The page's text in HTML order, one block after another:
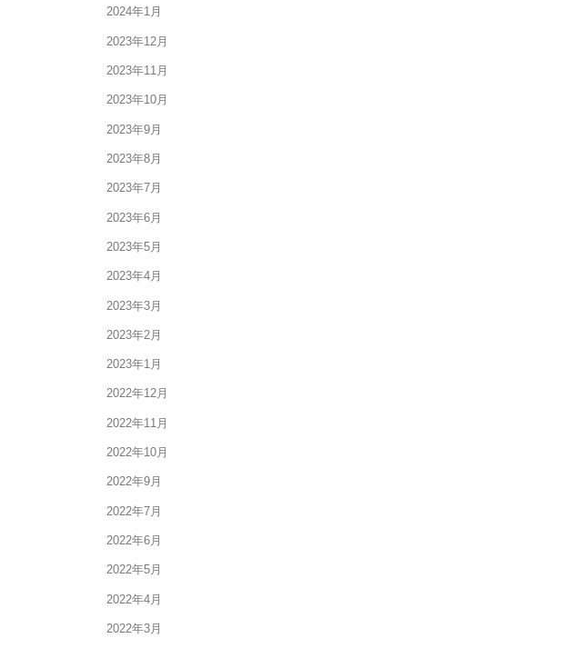
2024年1月
2023年12月
2023年11月
2023年10月
2023年9月
2023年8月
2023年7月
2023年6月
2023年5月
2023年4月
2023年3月
2023年2月
2023年1月
2022年12月
2022年11月
2022年10月
2022年9月
2022年7月
2022年6月
2022年5月
2022年4月
2022年3月